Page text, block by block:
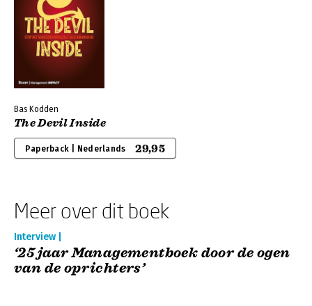
Bas Kodden
The Devil Inside
Paperback | Nederlands 29,95
Meer over dit boek
Interview |
‘25 jaar Managementboek door de ogen
van de oprichters’